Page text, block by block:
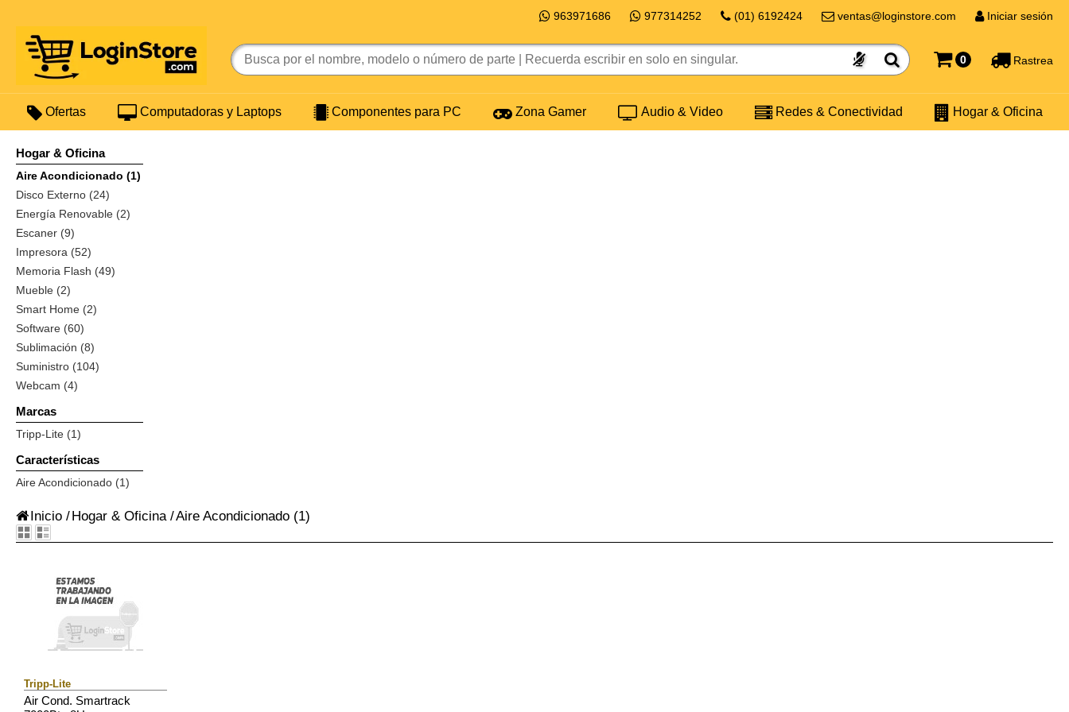
963971686 977314252 (01) 6192424 ventas@loginstore.com Iniciar sesión
0 Rastrea
Ofertas Computadoras y Laptops Componentes para PC Zona Gamer Audio & Video Redes & Conectividad Hogar & Oficina
Hogar & Oficina
Aire Acondicionado (1)
Disco Externo (24)
Energía Renovable (2)
Escaner (9)
Impresora (52)
Memoria Flash (49)
Mueble (2)
Smart Home (2)
Software (60)
Sublimación (8)
Suministro (104)
Webcam (4)
Marcas
Tripp-Lite (1)
Características
Aire Acondicionado (1)
Inicio /Hogar & Oficina /Aire Acondicionado (1)
Tripp-Lite
Air Cond. Smartrack